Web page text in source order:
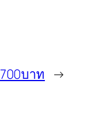
บาท →